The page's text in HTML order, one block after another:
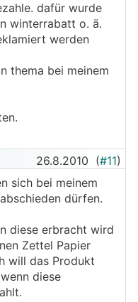
dafür wurde
winterrabatt o. ä.
werden
thema bei meinem
26.8.2010 (#11)
sich bei meinem
dürfen.
diese erbracht wird
Zettel Papier
will das Produkt
diese